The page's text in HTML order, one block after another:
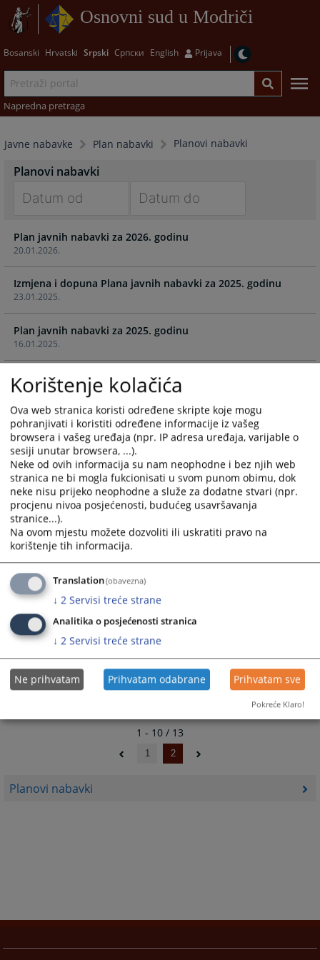
Osnovni sud u Modriči
Bosanski Hrvatski Srpski Српски English Prijava
Napredna pretraga
Javne nabavke Plan nabavki Planovi nabavki
Planovi nabavki
Planovi nabavki
forward
to
interact
with
the
calendar
and
select
a
date.
Press
the
question
mark
key
to
get
the
keyboard
shortcuts
for
changing
dates.
forward
interact
with
calendar
and
a
date.
Press
the
question
mark
key
to
get
the
shortcuts
for
changing
dates.
20.01.2026.
Plan javnih nabavki za 2026. godinu
23.01.2025.
Izmjena i dopuna Plana javnih nabavki za 2025. godinu
16.01.2025.
Plan javnih nabavki za 2025. godinu
18.01.2024.
Plan javnih nabavki za 2024. godinu
20.01.2023.
Plan javnih nabavki za 2023. godinu
21.01.2022.
Plan javnih nabavki za 2022. godinu
26.01.2021.
Plan javnih nabavki za 2021. godinu
31.01.2020.
Plan javnih nabavki za 2020. godinu
31.01.2019.
Plan javnih nabavki za 2019. godinu
Plan javnih nabavki za 2018. godinu
1 - 10 / 13
1 2
Korištenje kolačića
Ova web stranica koristi određene skripte koje mogu
pohranjivati i koristiti određene informacije iz vašeg
browsera i vašeg uređaja (npr. IP adresa uređaja, varijable o
sesiji unutar browsera, ...).
Neke od ovih informacija su nam neophodne i bez njih web
stranica ne bi mogla fukcionisati u svom punom obimu, dok
neke nisu prijeko neophodne a služe za dodatne stvari (npr.
procjenu nivoa posjećenosti, budućeg usavršavanja
stranice...).
Na ovom mjestu možete dozvoliti ili uskratiti pravo na
korištenje tih informacija.
Translation(obavezna)
↓ 2 Servisi treće strane
Analitika o posjećenosti stranica
↓ 2 Servisi treće strane
Ne prihvatam Prihvatam odabrane Prihvatam sve
Pokreće Klaro!